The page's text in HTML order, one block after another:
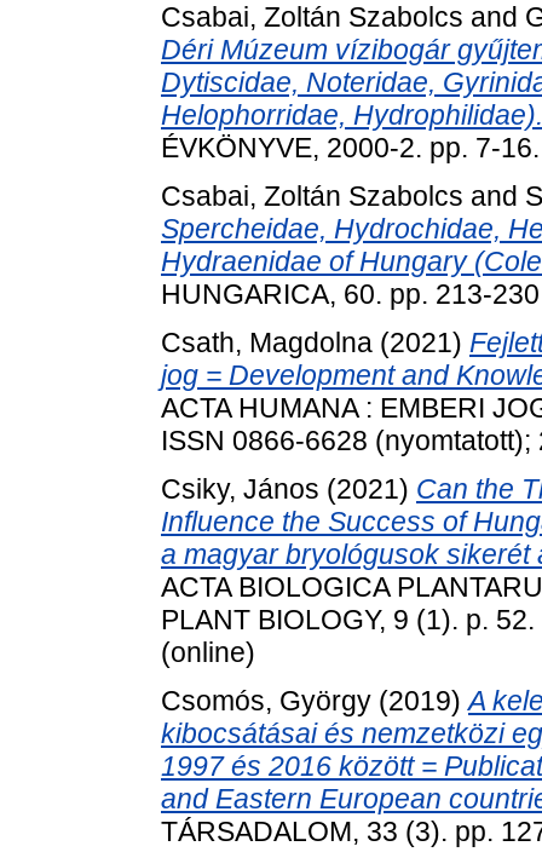
Csabai, Zoltán Szabolcs and
Déri Múzeum vízibogár
Dytiscidae, Noteridae,
Helophorridae, Hydrophilidae).
ÉVKÖNYVE, 2000-2. pp. 7-
Csabai, Zoltán Szabolcs and
Spercheidae, Hydrochidae,
Hydraenidae of Hungary
HUNGARICA, 60. pp. 213-
Csath, Magdolna (2021)
jog = Development and
ACTA HUMANA : EMBERI
ISSN 0866-6628
Csiky, János (2021) Can the
Influence the Success of
a magyar bryológusok
ACTA BIOLOGICA
PLANT BIOLOGY, 9 (1). p.
(online)
Csomós, György (2019)A
kibocsátásai és nemzetközi
1997 és 2016 között =
and Eastern European
TÁRSADALOM, 33 (3). pp.